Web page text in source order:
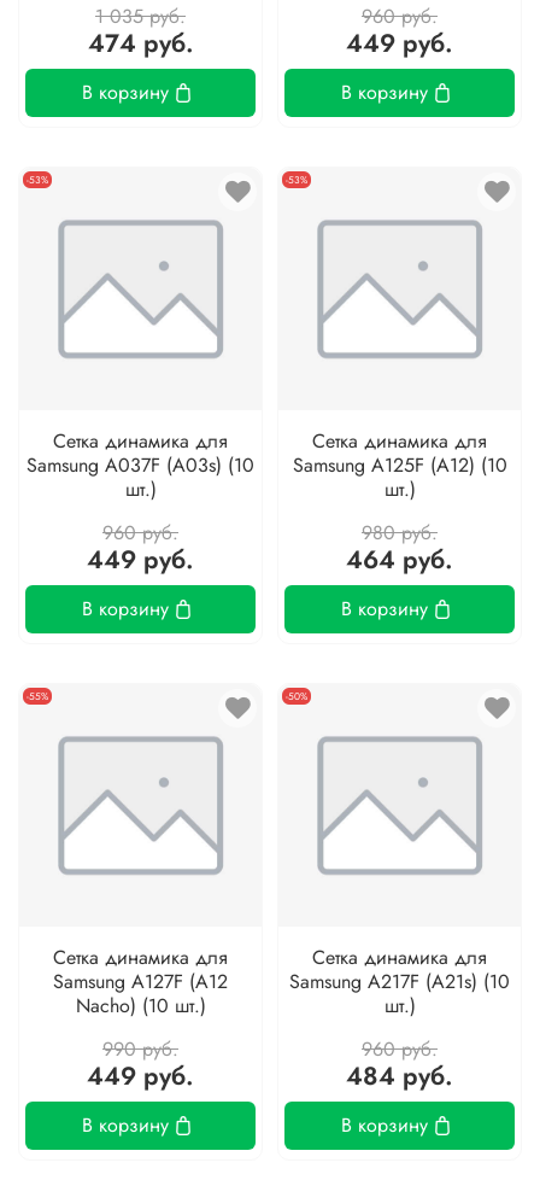
1 035 руб.
474 руб.
В корзину
960 руб.
449 руб.
В корзину
-53%
Сетка динамика для
Samsung A037F (A03s) (10
шт.)
960 руб.
449 руб.
В корзину
-53%
Сетка динамика для
Samsung A125F (A12) (10
шт.)
980 руб.
464 руб.
В корзину
-55%
Сетка динамика для
Samsung A127F (A12
Nacho) (10 шт.)
990 руб.
449 руб.
В корзину
-50%
Сетка динамика для
Samsung A217F (A21s) (10
шт.)
960 руб.
484 руб.
В корзину